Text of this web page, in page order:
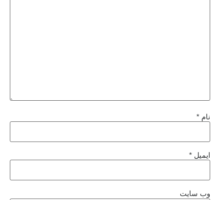
نام *
ایمیل *
وب‌ سایت